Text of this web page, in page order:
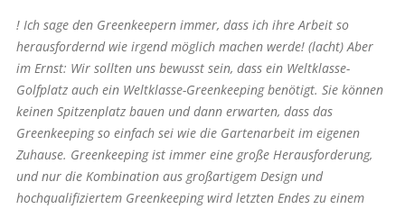
! Ich sage den Greenkeepern immer, dass ich ihre Arbeit so
herausfordernd wie irgend möglich machen werde! (lacht) Aber
im Ernst: Wir sollten uns bewusst sein, dass ein Weltklasse-
Golfplatz auch ein Weltklasse-Greenkeeping benötigt. Sie können
keinen Spitzenplatz bauen und dann erwarten, dass das
Greenkeeping so einfach sei wie die Gartenarbeit im eigenen
Zuhause. Greenkeeping ist immer eine große Herausforderung,
und nur die Kombination aus großartigem Design und
hochqualifiziertem Greenkeeping wird letzten Endes zu einem